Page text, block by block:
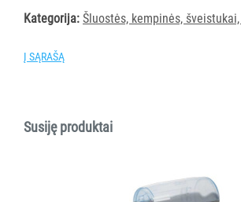
PURVĄ
KILIMĖLIAI
PRIEMONĖS
Kategorija: Šluostės, kempinės,
Į SĄRAŠĄ
Susiję produktai